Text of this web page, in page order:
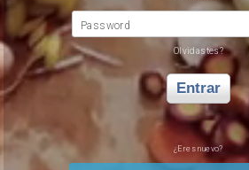
Password
Olvidastes?
Entrar
¿Eres nuevo?